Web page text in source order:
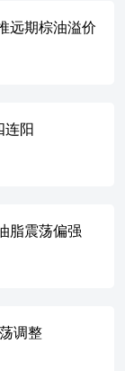
来西亚棕榈油供
马棕产量和出
各国生柴政
油菜油相关情
目录 图表1棕榈油
远期棕油溢价
连阳
脂震荡偏强
调整